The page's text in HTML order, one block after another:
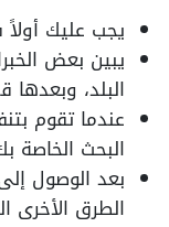
يجب عليك
يبين بعض
البلد،
عندما تقوم
البحث الخاصة
بعد الوصول
الطرق الأخرى